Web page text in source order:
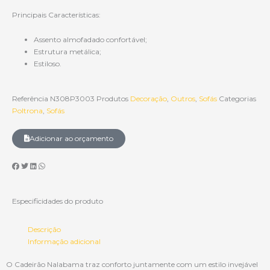
Principais Características:
Assento almofadado confortável;
Estrutura metálica;
Estiloso.
Referência N308P3003 Produtos Decoração, Outros, Sofás Categorias
Poltrona, Sofás
Adicionar ao orçamento
Especificidades do produto
Descrição
Informação adicional
O Cadeirão Nalabama traz conforto juntamente com um estilo invejável